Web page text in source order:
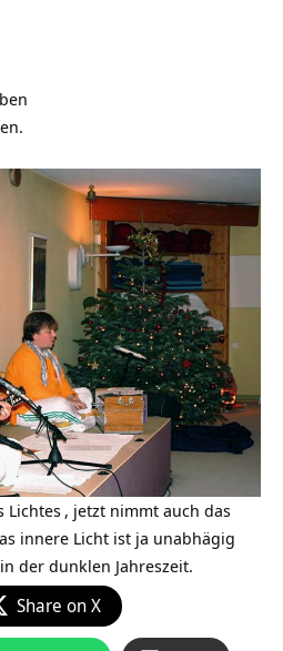
Lichtes , jetzt nimmt auch das
innere Licht ist ja unabhägig
der dunklen Jahreszeit.
Share on X